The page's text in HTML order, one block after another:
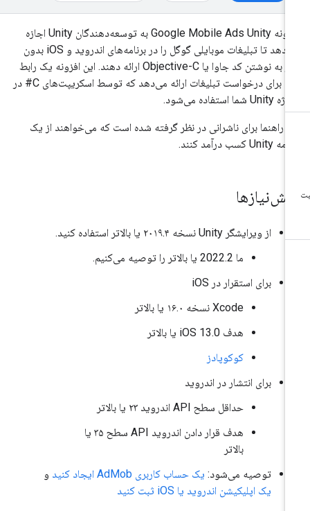
افزونه Google Mobile Ads Unity به توسعه‌دهندگان Unity اجازه
می‌دهد تا تبلیغات موبایلی گوگل را در برنامه‌های اندروید و iOS بدون
نیاز به نوشتن کد جاوا یا Objective-C ارائه دهند. این افزونه یک رابط
C# برای درخواست تبلیغات ارائه می‌دهد که توسط اسکریپت‌های C# در
راهنما برای ناشرانی در نظر گرفته شده است که می‌خواهند از یک
از ویرایشگر Unity نسخه ۲۰۱۹.۴ یا بالاتر استفاده کنید.
ما 2022.2 یا بالاتر را توصیه می‌کنیم.
برای استقرار در iOS
Xcode نسخه ۱۶.۰ یا بالاتر
هدف iOS 13.0 یا بالاتر
کوکوپادز
برای انتشار در اندروید
حداقل سطح API اندروید ۲۳ یا بالاتر
هدف قرار دادن اندروید API سطح ۳۵ یا
بالاتر
توصیه می‌شود:یک حساب کاربری AdMob ایجاد کنید
و
یک اپلیکیشن اندروید یا iOS ثبت کنید